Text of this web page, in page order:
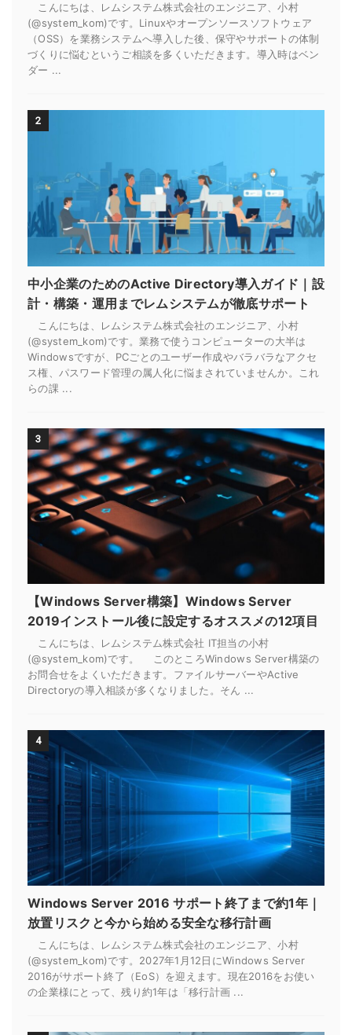
こんにちは、レムシステム株式会社のエンジニア、小村
(@system_kom)です。Linuxやオープンソースソフトウェア
（OSS）を業務システムへ導入した後、保守やサポートの体制
づくりに悩むというご相談を多くいただきます。導入時はベン
ダー ...
2
中小企業のためのActive Directory導入ガイド｜設
計・構築・運用までレムシステムが徹底サポート
こんにちは、レムシステム株式会社のエンジニア、小村
(@system_kom)です。業務で使うコンピューターの大半は
Windowsですが、PCごとのユーザー作成やバラバラなアクセ
ス権、パスワード管理の属人化に悩まされていませんか。これ
らの課 ...
3
【Windows Server構築】Windows Server
2019インストール後に設定するオススメの12項目
こんにちは、レムシステム株式会社 IT担当の小村
(@system_kom)です。 このところWindows Server構築の
お問合せをよくいただきます。ファイルサーバーやActive
Directoryの導入相談が多くなりました。そん ...
4
Windows Server 2016 サポート終了まで約1年｜
放置リスクと今から始める安全な移行計画
こんにちは、レムシステム株式会社のエンジニア、小村
(@system_kom)です。2027年1月12日にWindows Server
2016がサポート終了（EoS）を迎えます。現在2016をお使い
の企業様にとって、残り約1年は「移行計画 ...